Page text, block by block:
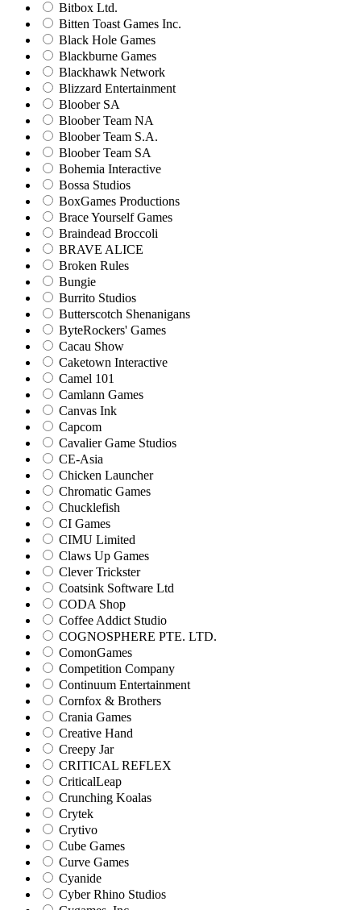
Bitbox Ltd.
Bitten Toast Games Inc.
Black Hole Games
Blackburne Games
Blackhawk Network
Blizzard Entertainment
Bloober SA
Bloober Team NA
Bloober Team S.A.
Bloober Team SA
Bohemia Interactive
Bossa Studios
BoxGames Productions
Brace Yourself Games
Braindead Broccoli
BRAVE ALICE
Broken Rules
Bungie
Burrito Studios
Butterscotch Shenanigans
ByteRockers' Games
Cacau Show
Caketown Interactive
Camel 101
Camlann Games
Canvas Ink
Capcom
Cavalier Game Studios
CE-Asia
Chicken Launcher
Chromatic Games
Chucklefish
CI Games
CIMU Limited
Claws Up Games
Clever Trickster
Coatsink Software Ltd
CODA Shop
Coffee Addict Studio
COGNOSPHERE PTE. LTD.
ComonGames
Competition Company
Continuum Entertainment
Cornfox & Brothers
Crania Games
Creative Hand
Creepy Jar
CRITICAL REFLEX
CriticalLeap
Crunching Koalas
Crytek
Crytivo
Cube Games
Curve Games
Cyanide
Cyber Rhino Studios